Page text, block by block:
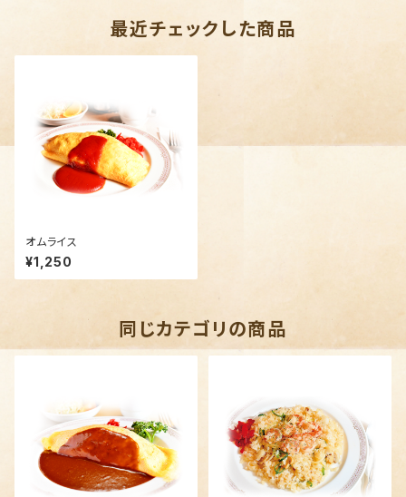
最近チェックした商品
オムライス
¥1,250
同じカテゴリの商品